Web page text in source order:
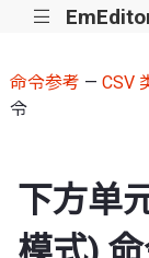
|||
命令参考 — CSV
令
下方单